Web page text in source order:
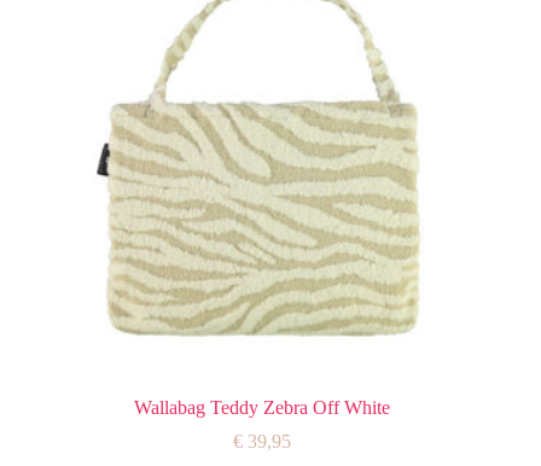
Wallabag Teddy Zebra Off White
€ 39,95